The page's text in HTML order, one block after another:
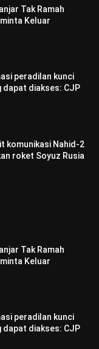
Tak Ramah
Keluar
peradilan kunci
dapat diakses: CJP
komunikasi Nahid-2
roket Soyuz Rusia
Tak Ramah
Keluar
peradilan kunci
dapat diakses: CJP